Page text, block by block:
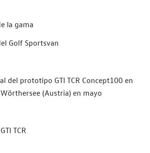
la gama
Golf Sportsvan
del prototipo GTI TCR Concept100 en
(Austria) en mayo
TCR